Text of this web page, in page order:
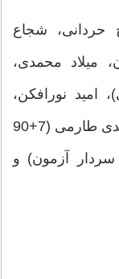
حردانی، شجاع
میلاد محمدی،
قربانی)، امید نورافکن،
سامان قدوس (57 - علی قلی‌زاده)، مهدی طارمی (7+90
کریمی)، مهدی قایدی (57 - سردار آزمون) و